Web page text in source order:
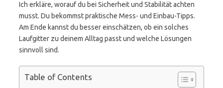
Ich erkläre, worauf du bei Sicherheit und Stabilität achten
musst. Du bekommst praktische Mess- und Einbau-Tipps.
Am Ende kannst du besser einschätzen, ob ein solches
Laufgitter zu deinem Alltag passt und welche Lösungen
sinnvoll sind.
Table of Contents